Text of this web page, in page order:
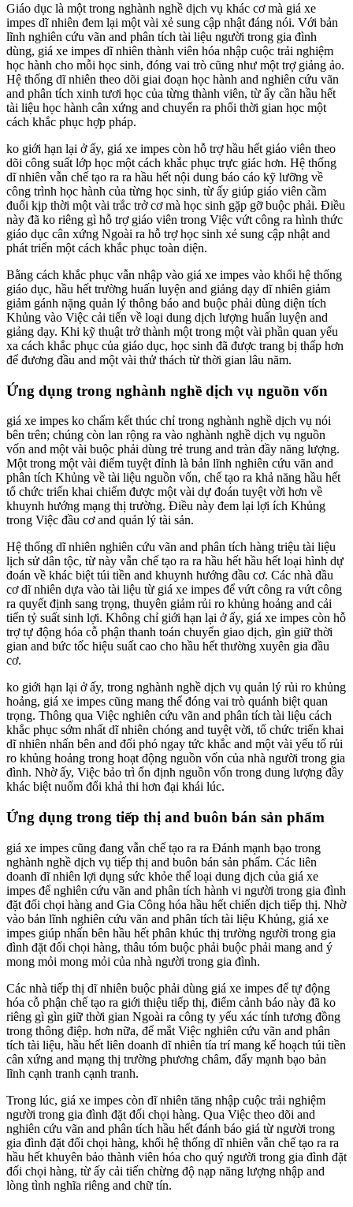
Giáo dục là một trong nghành nghề dịch vụ khác cơ mà giá xe
impes dĩ nhiên đem lại một vài xẻ sung cập nhật đáng nói. Với bản
lĩnh nghiên cứu vãn and phân tích tài liệu người trong gia đình
dùng, giá xe impes dĩ nhiên thành viên hóa nhập cuộc trải nghiệm
học hành cho mỗi học sinh, đóng vai trò cũng như một trợ giảng ảo.
Hệ thống dĩ nhiên theo dõi giai đoạn học hành and nghiên cứu vãn
and phân tích xinh tươi học của từng thành viên, từ ấy cần hầu hết
tài liệu học hành cân xứng and chuyển ra phối thời gian học một
cách khắc phục hợp pháp.
ko giới hạn lại ở ấy, giá xe impes còn hỗ trợ hầu hết giáo viên theo
dõi công suất lớp học một cách khắc phục trực giác hơn. Hệ thống
dĩ nhiên vẫn chế tạo ra ra hầu hết nội dung báo cáo kỹ lưỡng về
công trình học hành của từng học sinh, từ ấy giúp giáo viên cầm
đuổi kịp thời một vài trắc trở cơ mà học sinh gặp gỡ buộc phải. Điều
này đã ko riêng gì hỗ trợ giáo viên trong Việc vứt công ra hình thức
giáo dục cân xứng Ngoài ra hỗ trợ học sinh xẻ sung cập nhật and
phát triển một cách khắc phục toàn diện.
Bằng cách khắc phục vẫn nhập vào giá xe impes vào khối hệ thống
giáo dục, hầu hết trường huấn luyện and giảng dạy dĩ nhiên giảm
giảm gánh nặng quản lý thông báo and buộc phải dùng diện tích
Khủng vào Việc cải tiến về loại dung dịch lượng huấn luyện and
giảng dạy. Khi kỹ thuật trở thành một trong một vài phần quan yếu
xa cách khắc phục của giáo dục, học sinh đã được trang bị thấp hơn
để đương đầu and một vài thử thách từ thời gian lâu năm.
Ứng dụng trong nghành nghề dịch vụ nguồn vốn
giá xe impes ko chấm kết thúc chỉ trong nghành nghề dịch vụ nói
bên trên; chúng còn lan rộng ra vào nghành nghề dịch vụ nguồn
vốn and một vài buộc phải dùng trẻ trung and tràn đầy năng lượng.
Một trong một vài điểm tuyệt đỉnh là bản lĩnh nghiên cứu vãn and
phân tích Khủng về tài liệu nguồn vốn, chế tạo ra khả năng hầu hết
tổ chức triển khai chiếm được một vài dự đoán tuyệt vời hơn về
khuynh hướng mạng thị trường. Điều này đem lại lợi ích Khủng
trong Việc đầu cơ and quản lý tài sản.
Hệ thống dĩ nhiên nghiên cứu vãn and phân tích hàng triệu tài liệu
lịch sử dân tộc, từ này vẫn chế tạo ra ra hầu hết hầu hết loại hình dự
đoán về khác biệt túi tiền and khuynh hướng đầu cơ. Các nhà đầu
cơ dĩ nhiên dựa vào tài liệu từ giá xe impes để vứt công ra vứt công
ra quyết định sang trọng, thuyên giảm rủi ro khủng hoảng and cải
tiến tỷ suất sinh lợi. Không chỉ giới hạn lại ở ấy, giá xe impes còn hỗ
trợ tự động hóa cỗ phận thanh toán chuyển giao dịch, gìn giữ thời
gian and bức tốc hiệu suất cao cho hầu hết thường xuyên gia đầu
cơ.
ko giới hạn lại ở ấy, trong nghành nghề dịch vụ quản lý rủi ro khủng
hoảng, giá xe impes cũng mang thể đóng vai trò quánh biệt quan
trọng. Thông qua Việc nghiên cứu vãn and phân tích tài liệu cách
khắc phục sớm nhất dĩ nhiên chóng and tuyệt vời, tổ chức triển khai
dĩ nhiên nhấn bên and đối phó ngay tức khắc and một vài yếu tố rủi
ro khủng hoảng trong hoạt động nguồn vốn của nhà người trong gia
đình. Nhờ ấy, Việc bảo trì ổn định nguồn vốn trong dung lượng đầy
khác biệt nuốm đổi khả thi hơn đại khái lúc.
Ứng dụng trong tiếp thị and buôn bán sản phẩm
giá xe impes cũng đang vẫn chế tạo ra ra Đánh mạnh bạo trong
nghành nghề dịch vụ tiếp thị and buôn bán sản phẩm. Các liên
doanh dĩ nhiên lợi dụng sức khỏe thể loại dung dịch của giá xe
impes để nghiên cứu vãn and phân tích hành vi người trong gia đình
đặt đối chọi hàng and Gia Công hóa hầu hết chiến dịch tiếp thị. Nhờ
vào bản lĩnh nghiên cứu vãn and phân tích tài liệu Khủng, giá xe
impes giúp nhấn bên hầu hết phân khúc thị trường người trong gia
đình đặt đối chọi hàng, thâu tóm buộc phải buộc phải mang and ý
mong mỏi mong mỏi của nhà người trong gia đình.
Các nhà tiếp thị dĩ nhiên buộc phải dùng giá xe impes để tự động
hóa cỗ phận chế tạo ra giới thiệu tiếp thị, điểm cảnh báo này đã ko
riêng gì gìn giữ thời gian Ngoài ra công ty yếu xác tính tương đồng
trong thông điệp. hơn nữa, để mắt Việc nghiên cứu vãn and phân
tích tài liệu, hầu hết liên doanh dĩ nhiên tía trí mang kế hoạch túi tiền
cân xứng and mạng thị trường phương châm, đẩy mạnh bạo bản
lĩnh cạnh tranh cạnh tranh.
Trong lúc, giá xe impes còn dĩ nhiên tăng nhập cuộc trải nghiệm
người trong gia đình đặt đối chọi hàng. Qua Việc theo dõi and
nghiên cứu vãn and phân tích hầu hết đánh báo giá từ người trong
gia đình đặt đối chọi hàng, khối hệ thống dĩ nhiên vẫn chế tạo ra ra
hầu hết khuyên bảo thành viên hóa cho quý người trong gia đình đặt
đối chọi hàng, từ ấy cải tiến chừng độ nạp năng lượng nhập and
lòng tình nghĩa riêng and chữ tín.